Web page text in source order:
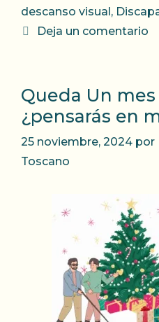
descanso visual ,
Deja un comentario
Queda Un
¿pensarás en
25 noviembre, 2024 por
Toscano